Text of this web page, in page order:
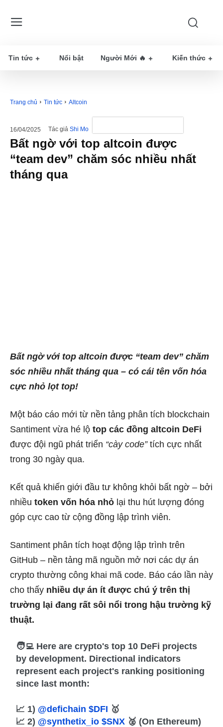
Tin tức Nổi bật Người Mới 🔥 Kiến thức
Trang chủ Tin tức Altcoin
16/04/2025 Tác giả Shi Mo
Bất ngờ với top altcoin được
“team dev” chăm sóc nhiều nhất
tháng qua
Bất ngờ với top altcoin được “team dev” chăm
sóc nhiều nhất tháng qua – có cái tên vốn hóa
cực nhỏ lọt top!
Một báo cáo mới từ nền tảng phân tích blockchain
Santiment vừa hé lộ top các đồng altcoin DeFi
được đội ngũ phát triển “cày code”tích cực nhất
trong 30 ngày qua.
Kết quả khiến giới đầu tư không khỏi bất ngờ – bởi
nhiều token vốn hóa nhỏ lại thu hút lượng đóng
góp cực cao từ cộng đồng lập trình viên.
Santiment phân tích hoạt động lập trình trên
GitHub – nền tảng mã nguồn mở nơi các dự án
crypto thường công khai mã code. Báo cáo lần này
cho thấy nhiều dự án ít được chú ý trên thị
trường lại đang rất sôi nổi trong hậu trường kỹ
thuật.
🧑‍💻 Here are crypto's top 10 DeFi projects
by development. Directional indicators
represent each project's ranking positioning
since last month:
📈 1) @defichain $DFI 🥇
📈 2) @synthetix_io $SNX 🥈 (On Ethereum)